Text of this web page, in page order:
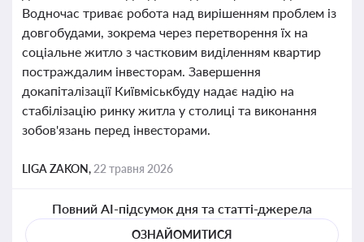
Водночас триває робота над вирішенням проблем із
довгобудами, зокрема через перетворення їх на
соціальне житло з частковим виділенням квартир
постраждалим інвесторам. Завершення
докапіталізації Київміськбуду надає надію на
стабілізацію ринку житла у столиці та виконання
зобов'язань перед інвесторами.
LIGA ZAKON, 22 травня 2026
Повний AI-підсумок дня та статті-джерела
ОЗНАЙОМИТИСЯ